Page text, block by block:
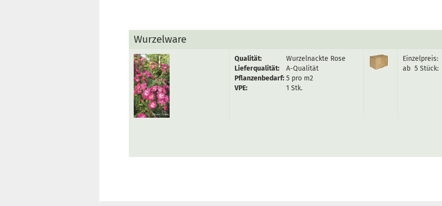
Wurzelware
Qualität:
Wurzelnackte Rose
Lieferqualität:
A-Qualität
Pflanzenbedarf: 5 pro m2
VPE:
1 Stk.
Einzelpreis:
ab 5 Stück: